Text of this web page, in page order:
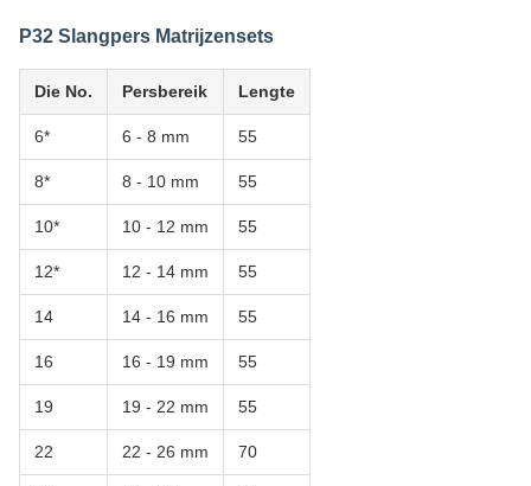
P32 Slangpers Matrijzensets
Die No. Persbereik Lengte
6* 6 - 8 mm 55
8* 8 - 10 mm 55
10* 10 - 12 mm 55
12* 12 - 14 mm 55
14 14 - 16 mm 55
16 16 - 19 mm 55
19 19 - 22 mm 55
22 22 - 26 mm 70